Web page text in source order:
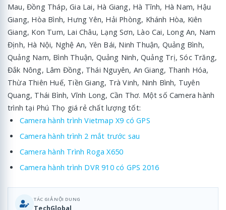
Mau, Đồng Tháp, Gia Lai, Hà Giang, Hà Tĩnh, Hà Nam, Hậu
Giang, Hòa Bình, Hưng Yên, Hải Phòng, Khánh Hòa, Kiên
Giang, Kon Tum, Lai Châu, Lạng Sơn, Lào Cai, Long An, Nam
Định, Hà Nội, Nghệ An, Yên Bái, Ninh Thuận, Quảng Bình,
Quảng Nam, Bình Thuận, Quảng Ninh, Quảng Trị, Sóc Trăng,
Đắk Nông, Lâm Đồng, Thái Nguyên, An Giang, Thanh Hóa,
Thừa Thiên Huế, Tiền Giang, Trà Vinh, Ninh Bình, Tuyên
Quang, Thái Bình, Vĩnh Long, Cần Thơ. Một số Camera hành
trình tại Phú Thọ giá rẻ chất lượng tốt:
Camera hành trình Vietmap X9 có GPS
Camera hành trình 2 mắt trước sau
Camera hành Trình Roga X650
Camera hành trình DVR 910 có GPS 2016
TÁC GIẢ NỘI DUNG
TechGlobal